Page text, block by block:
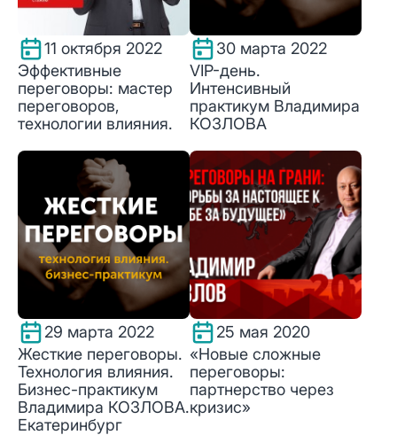
11 октября 2022
Эффективные
переговоры: мастер
переговоров,
технологии влияния.
30 марта 2022
VIP-день.
Интенсивный
практикум Владимира
КОЗЛОВА
29 марта 2022
Жесткие переговоры.
Технология влияния.
Бизнес-практикум
Владимира КОЗЛОВА.
Екатеринбург
25 мая 2020
«Новые сложные
переговоры:
партнерство через
кризис»